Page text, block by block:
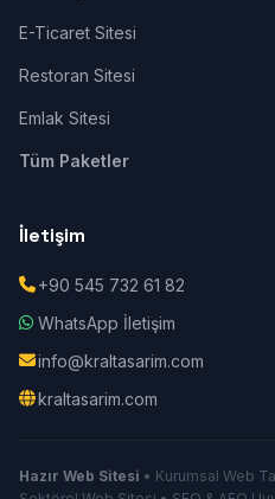
E-Ticaret Sitesi
Restoran Sitesi
Emlak Sitesi
Tüm Paketler
İletişim
+90 545 732 61 82
WhatsApp İletişim
info@kraltasarim.com
kraltasarim.com
Hazır Web Sitesi • Kurumsal Web